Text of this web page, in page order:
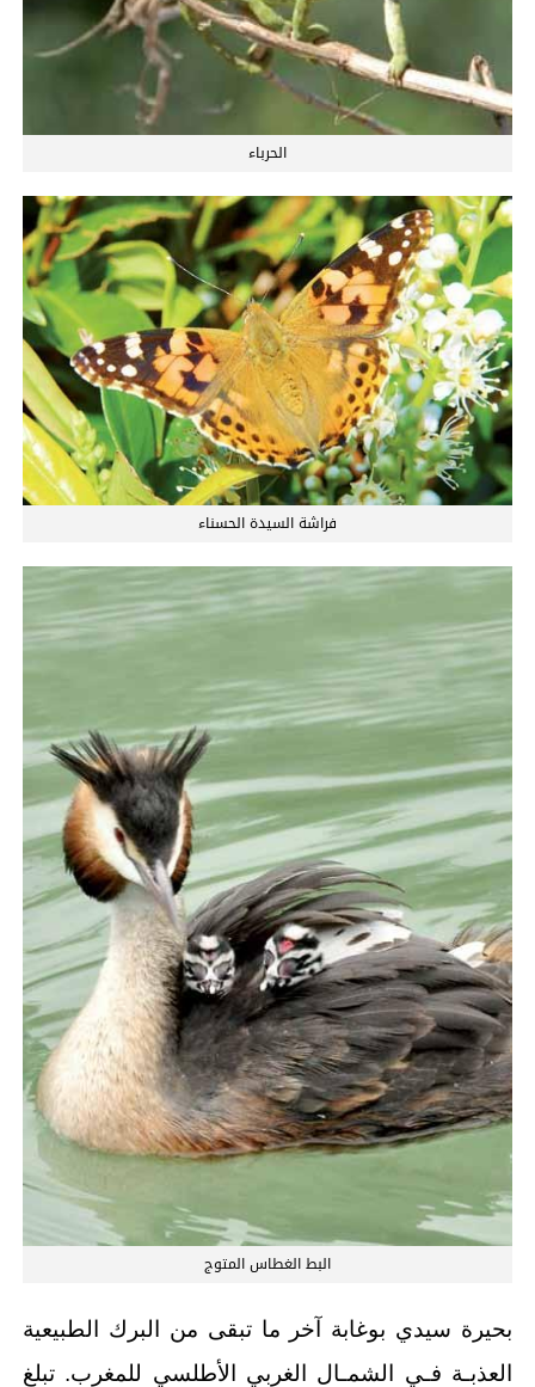
الحرباء
فراشة السيدة الحسناء
البط الغطاس المتوج
بحيرة سيدي بوغابة آخر ما تبقى من البرك الطبيعية
العذبـة فـي الشمـال الغربي الأطلسي للمغرب. تبلغ